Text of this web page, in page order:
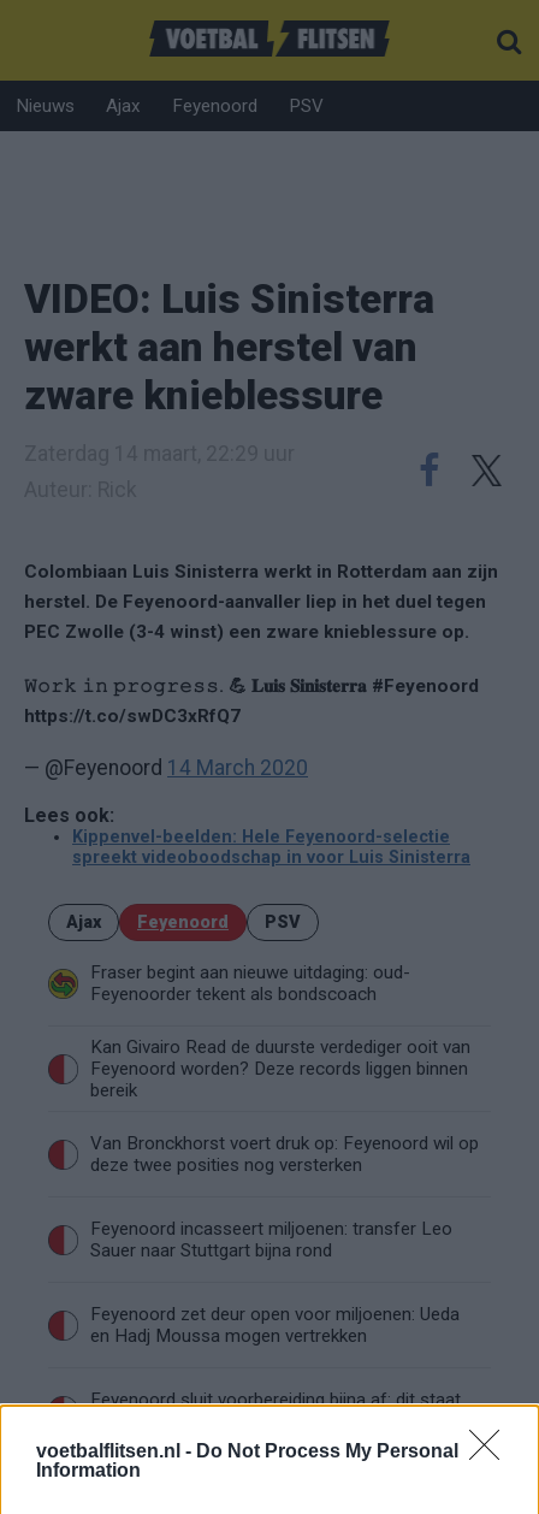
voetbalflitsen.nl - Do Not Process My Personal
Information
Nieuws Ajax Feyenoord PSV
VIDEO: Luis Sinisterra
werkt aan herstel van
zware knieblessure
Colombiaan Luis Sinisterra werkt in Rotterdam aan zijn
herstel. De Feyenoord-aanvaller liep in het duel tegen
PEC Zwolle (3-4 winst) een zware knieblessure op.
𝚆𝚘𝚛𝚔 𝚒𝚗 𝚙𝚛𝚘𝚐𝚛𝚎𝚜𝚜. 💪 𝐋𝐮𝐢𝐬 𝐒𝐢𝐧𝐢𝐬𝐭𝐞𝐫𝐫𝐚 #Feyenoord
https://t.co/swDC3xRfQ7
— @Feyenoord 14 March 2020
Lees ook:
Kippenvel-beelden: Hele Feyenoord-selectie
spreekt videoboodschap in voor Luis Sinisterra
Ajax Feyenoord PSV
Fraser begint aan nieuwe uitdaging: oud-
Feyenoorder tekent als bondscoach
Kan Givairo Read de duurste verdediger ooit van
Feyenoord worden? Deze records liggen binnen
bereik
Van Bronckhorst voert druk op: Feyenoord wil op
deze twee posities nog versterken
Feyenoord incasseert miljoenen: transfer Leo
Sauer naar Stuttgart bijna rond
Feyenoord zet deur open voor miljoenen: Ueda
en Hadj Moussa mogen vertrekken
Feyenoord sluit voorbereiding bijna af: dit staat